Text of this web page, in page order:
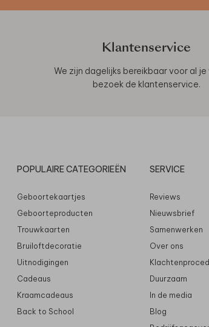
Klantenservice
We zijn dagelijks bereikbaar voor al je
bezoek de klantenservice.
POPULAIRE CATEGORIEËN
Geboortekaartjes
Geboorteproducten
Trouwkaarten
Bruiloftdecoratie
Uitnodigingen
Cadeaus
Kraamcadeaus
Back to School
SERVICE
Reviews
Nieuwsbrief
Samenwerken
Over ons
Duurzaam
In de media
Blog